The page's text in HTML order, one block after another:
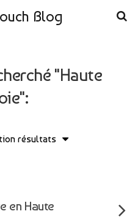
Blog
"haute
en Haute